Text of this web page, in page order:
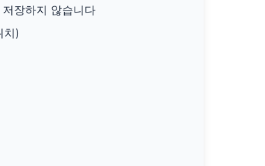
장하지 않습니다
치)